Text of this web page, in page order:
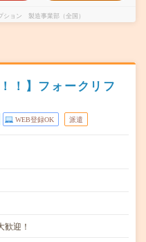
ション 製造事業部（全国）
！】フォークリフ
WEB登録OK 派遣
迎！